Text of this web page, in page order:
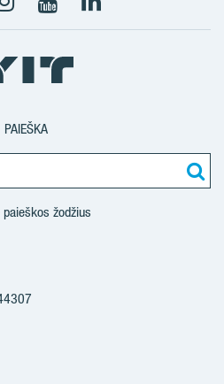
YoutubeLinkedIn
PAIEŠKA
žodžius